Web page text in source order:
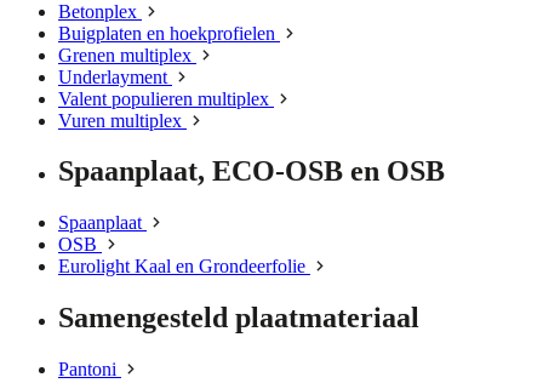
Betonplex
Buigplaten en hoekprofielen
Grenen multiplex
Underlayment
Valent populieren multiplex
Vuren multiplex
Spaanplaat, ECO-OSB en OSB
Spaanplaat
OSB
Eurolight Kaal en Grondeerfolie
Samengesteld plaatmateriaal
Pantoni